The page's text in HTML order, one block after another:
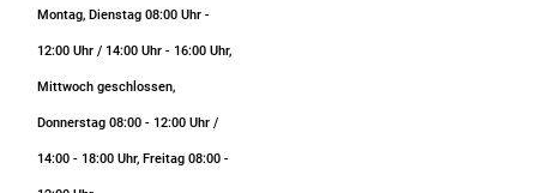
Montag, Dienstag 08:00 Uhr -
12:00 Uhr / 14:00 Uhr - 16:00 Uhr,
Mittwoch geschlossen,
Donnerstag 08:00 - 12:00 Uhr /
14:00 - 18:00 Uhr, Freitag 08:00 -